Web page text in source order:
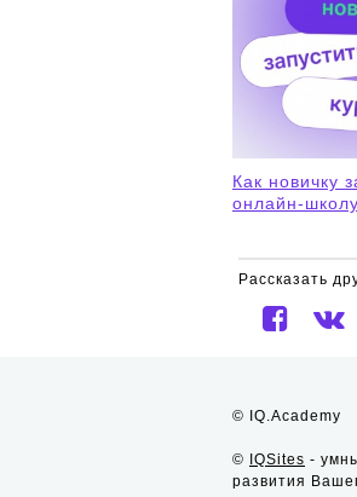
Как новичку
онлайн-
Рассказать
© IQ.Academy
© IQSites -
развития